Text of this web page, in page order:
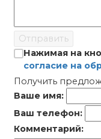
Отправить
Нажимая на
согласие на
Получить
Ваше имя:
Ваш телефон:
Комментарий: